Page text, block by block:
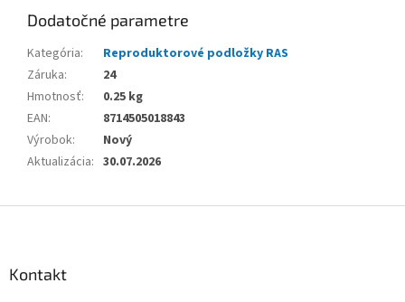
Dodatočné parametre
Kategória:
Reproduktorové podložky RAS
Záruka:
24
Hmotnosť:
0.25 kg
EAN:
8714505018843
Výrobok:
Nový
Aktualizácia: 30.07.2026
Kontakt